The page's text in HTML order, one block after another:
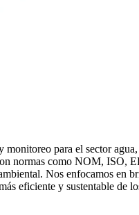
para el sector
normas como NOM, ISO,
Nos enfocamos en
eficiente y sustentable de